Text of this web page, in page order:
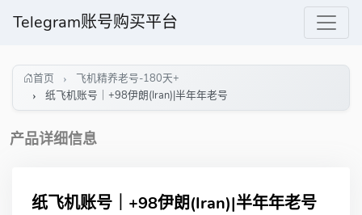
Telegram账号购买平台
首页
飞机精养老号-180天+
纸飞机账号｜+98伊朗(Iran)|半年年老号
产品详细信息
纸飞机账号｜+98伊朗(Iran)|半年年老号